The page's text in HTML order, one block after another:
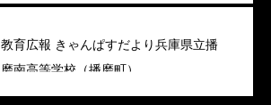
教育広報 きゃんぱすだより兵庫県立播
磨南高等学校（播磨町）